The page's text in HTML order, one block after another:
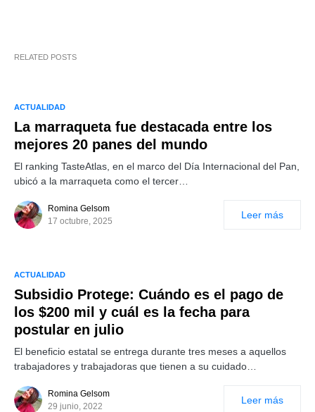
RELATED POSTS
ACTUALIDAD
La marraqueta fue destacada entre los
mejores 20 panes del mundo
El ranking TasteAtlas, en el marco del Día Internacional del Pan,
ubicó a la marraqueta como el tercer…
Romina Gelsom
17 octubre, 2025
Leer más
ACTUALIDAD
Subsidio Protege: Cuándo es el pago de
los $200 mil y cuál es la fecha para
postular en julio
El beneficio estatal se entrega durante tres meses a aquellos
trabajadores y trabajadoras que tienen a su cuidado…
Romina Gelsom
29 junio, 2022
Leer más